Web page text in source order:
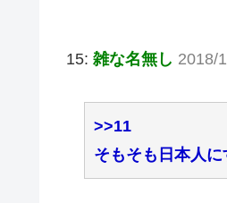
15: 雑な名無し 2018/
>>11
そもそも日本人